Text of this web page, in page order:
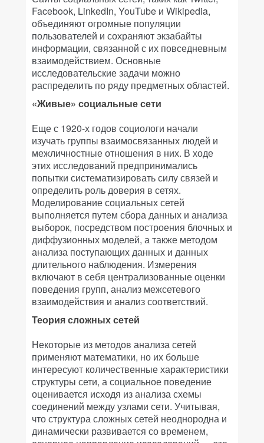
Facebook, LinkedIn, YouTube и Wikipedia,
объединяют огромные популяции
пользователей и сохраняют экзабайты
информации, связанной с их повседневным
взаимодействием. Основные
исследовательские задачи можно
распределить по ряду предметных областей.
«Живые» социальные сети
Еще с 1920-х годов социологи начали
изучать группы взаимосвязанных людей и
межличностные отношения в них. В ходе
этих исследований предпринимались
попытки систематизировать силу связей и
определить роль доверия в сетях.
Моделирование социальных сетей
выполняется путем сбора данных и анализа
выборок, посредством построения блочных и
диффузионных моделей, а также методом
анализа поступающих данных и данных
длительного наблюдения. Измерения
включают в себя централизованные оценки
поведения групп, анализ межсетевого
взаимодействия и анализ соответствий.
Теория сложных сетей
Некоторые из методов анализа сетей
применяют математики, но их больше
интересуют количественные характеристики
структуры сети, а социальное поведение
оценивается исходя из анализа схемы
соединений между узлами сети. Учитывая,
что структура сложных сетей неоднородна и
динамически развивается со временем,